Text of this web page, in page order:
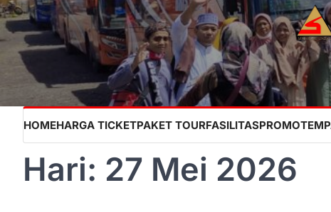
Skip
to
content
HOMEHARGA TICKETPAKET TOURFASILITASPROMO
Hari: 27 Mei 2026